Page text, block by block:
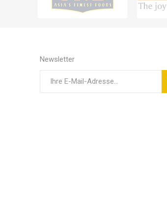
Newsletter